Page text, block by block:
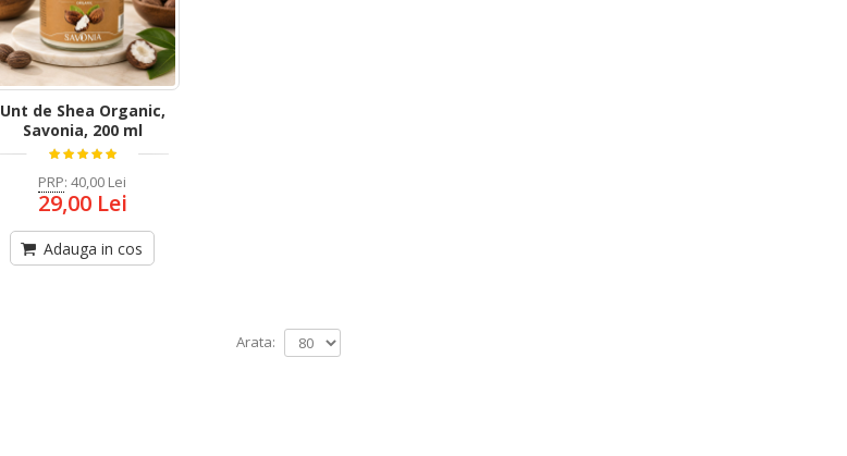
Unt de Shea Organic,
Savonia, 200 ml
PRP:40,00 Lei
29,00 Lei
Adauga in cos
Arata: